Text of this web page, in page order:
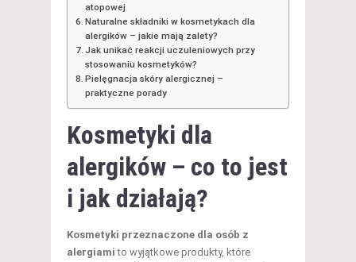
atopowej
Naturalne składniki w kosmetykach dla
alergików – jakie mają zalety?
Jak unikać reakcji uczuleniowych przy
stosowaniu kosmetyków?
Pielęgnacja skóry alergicznej –
praktyczne porady
Kosmetyki dla
alergików – co to jest
i jak działają?
Kosmetyki przeznaczone dla osób z
alergiami to wyjątkowe produkty, które